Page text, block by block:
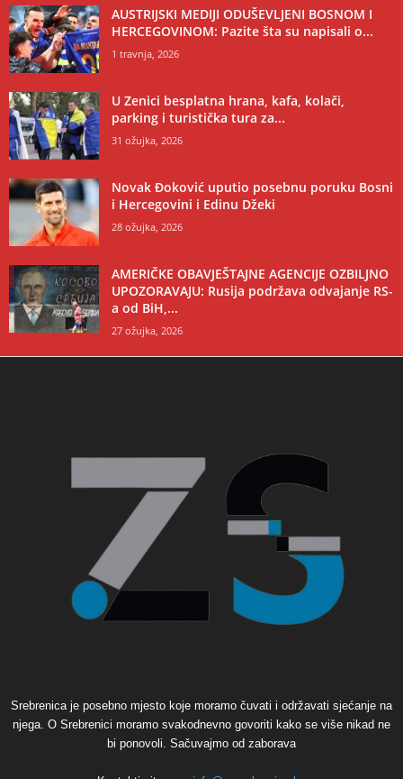
AUSTRIJSKI MEDIJI ODUŠEVLJENI BOSNOM I
HERCEGOVINOM: Pazite šta su napisali o...
1 travnja, 2026
U Zenici besplatna hrana, kafa, kolači,
parking i turistička tura za...
31 ožujka, 2026
Novak Đoković uputio posebnu poruku Bosni
i Hercegovini i Edinu Džeki
28 ožujka, 2026
AMERIČKE OBAVJEŠTAJNE AGENCIJE OZBILJNO
UPOZORAVAJU: Rusija podržava odvajanje RS-
a od BiH,...
27 ožujka, 2026
Srebrenica je posebno mjesto koje moramo čuvati i održavati sjećanje na
njega. O Srebrenici moramo svakodnevno govoriti kako se više nikad ne
bi ponovoli. Sačuvajmo od zaborava